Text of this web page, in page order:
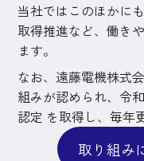
当社ではこのほかに
取得推進など、働き
ます。
なお、遠藤電機株式
組みが認められ、令
認定 を取得し、毎年
取り組み